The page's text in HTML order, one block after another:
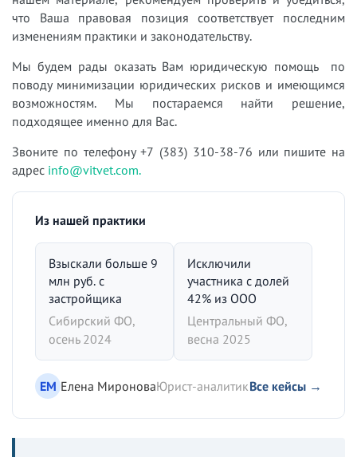
что Ваша правовая позиция соответствует последним
изменениям практики и законодательству.
Мы будем рады оказать Вам юридическую помощь по
поводу минимизации юридических рисков и имеющимся
возможностям. Мы постараемся найти решение,
подходящее именно для Вас.
Звоните по телефону +7 (383) 310-38-76 или пишите на
адрес info@vitvet.com.
Из нашей практики
Взыскали больше 9
млн руб. с
застройщика
Сибирский ФО,
осень 2024
Исключили
участника с долей
42% из ООО
Центральный ФО,
весна 2025
ЕМ Елена МироноваЮрист-аналитикВсе кейсы →